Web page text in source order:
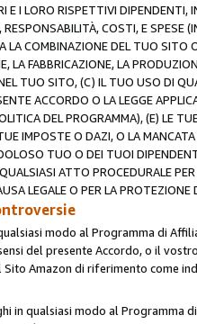
E I LORO RISPETTIVI
COSTI, E SPESE
LA COMBINAZIONE DEL TUO SITO
LA FABBRICAZIONE, LA
TUO SITO, (C) IL TUO USO DI
ACCORDO O LA LEGGE
DEL PROGRAMMA), (E) LE
IMPOSTE O DAZI, O LA
TUO O DEI TUOI
QUALSIASI ATTO PROCEDURALE
LEGALE O PER LA
modo al Programma di
del presente Accordo, o il
Amazon di riferimento come
in qualsiasi modo al